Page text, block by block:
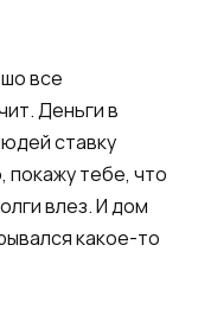
все
Деньги в
ставку
покажу тебе, что
влез. И дом
какое-то